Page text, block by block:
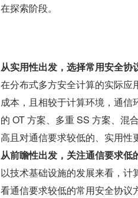
在探索阶段。
从实用性出发，选择常用安全
在分布式多方安全计算的实际
成本，且相较于计算环境，通
的 OT 方案、多重 SS 方案、混
高且对通信要求较低的、实用性
从前瞻性出发，关注通信要求低
以技术基础设施的发展来看，
看通信要求较低的常用安全协